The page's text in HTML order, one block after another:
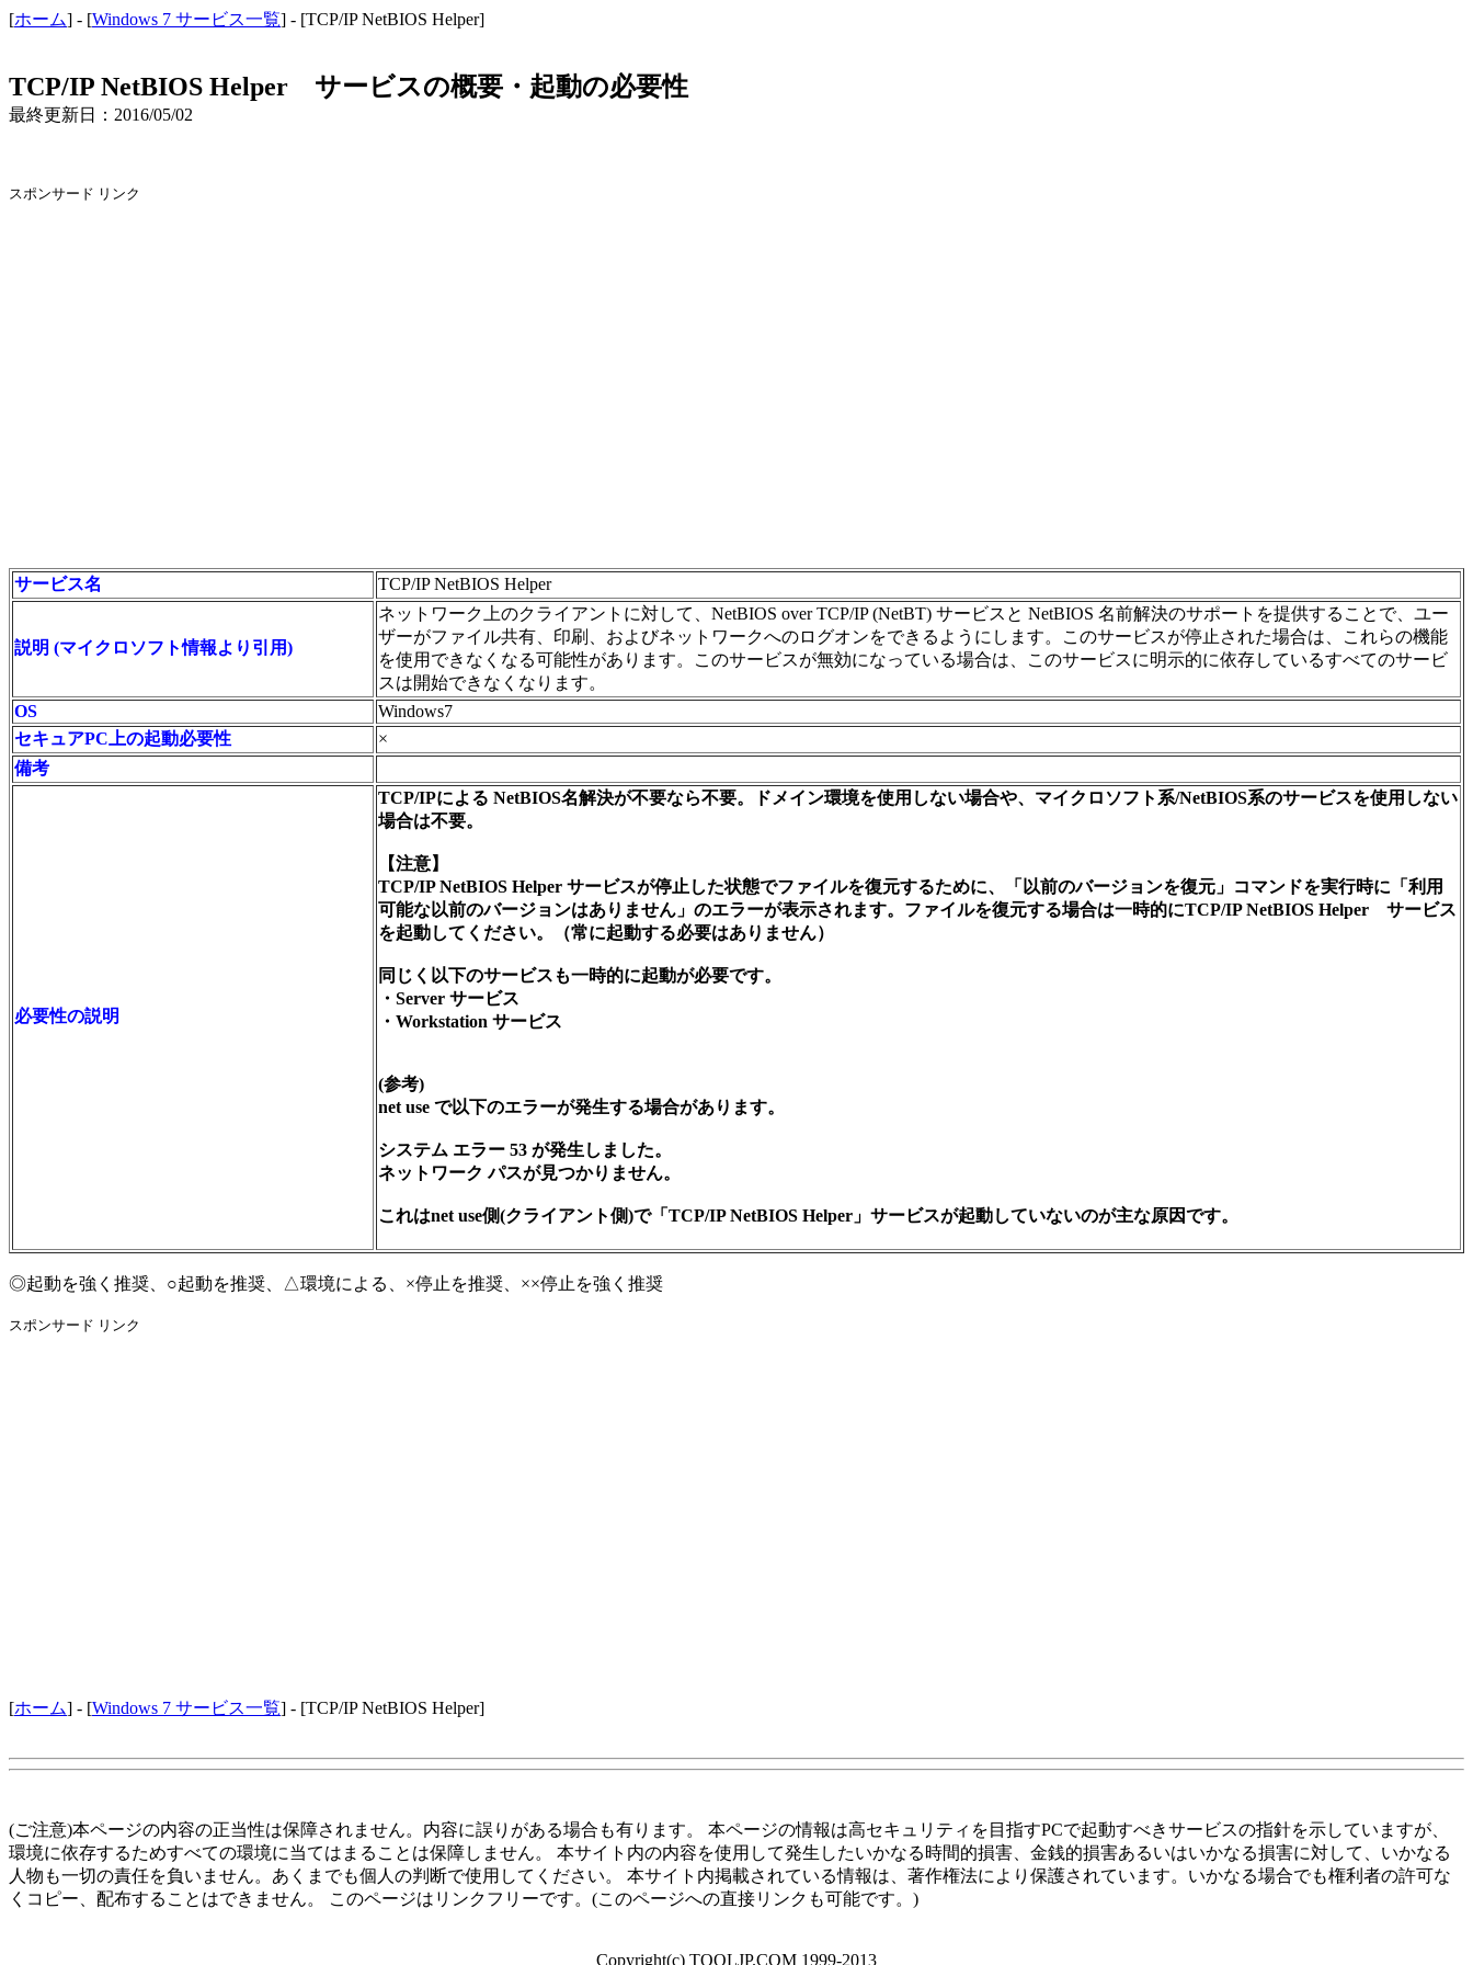
[ホーム] - [Windows 7 サービス一覧] - [TCP/IP NetBIOS Helper]
TCP/IP NetBIOS Helper サービスの概要・起動の必要性
最終更新日：2016/05/02
スポンサード リンク
サービス名 TCP/IP NetBIOS Helper
説明 (マイクロソフト情報より引用)
ネットワーク上のクライアントに対して、NetBIOS over TCP/IP (NetBT) サービスと NetBIOS 名前解決のサポートを提供することで、ユー
ザーがファイル共有、印刷、およびネットワークへのログオンをできるようにします。このサービスが停止された場合は、これらの機能
を使用できなくなる可能性があります。このサービスが無効になっている場合は、このサービスに明示的に依存しているすべてのサービ
スは開始できなくなります。
OS
Windows7
セキュアPC上の起動必要性
×
備考
必要性の説明
TCP/IPによる NetBIOS名解決が不要なら不要。ドメイン環境を使用しない場合や、マイクロソフト系/NetBIOS系のサービスを使用しない
場合は不要。
【注意】
TCP/IP NetBIOS Helper サービスが停止した状態でファイルを復元するために、「以前のバージョンを復元」コマンドを実行時に「利用
可能な以前のバージョンはありません」のエラーが表示されます。ファイルを復元する場合は一時的にTCP/IP NetBIOS Helper サービス
を起動してください。（常に起動する必要はありません）
同じく以下のサービスも一時的に起動が必要です。
・Server サービス
・Workstation サービス
(参考)
net use で以下のエラーが発生する場合があります。
システム エラー 53 が発生しました。
ネットワーク パスが見つかりません。
これはnet use側(クライアント側)で「TCP/IP NetBIOS Helper」サービスが起動していないのが主な原因です。
◎起動を強く推奨、○起動を推奨、△環境による、×停止を推奨、××停止を強く推奨
スポンサード リンク
[ホーム] - [Windows 7 サービス一覧] - [TCP/IP NetBIOS Helper]
(ご注意)本ページの内容の正当性は保障されません。内容に誤りがある場合も有ります。 本ページの情報は高セキュリティを目指すPCで起動すべきサービスの指針を示していますが、
環境に依存するためすべての環境に当てはまることは保障しません。 本サイト内の内容を使用して発生したいかなる時間的損害、金銭的損害あるいはいかなる損害に対して、いかなる
人物も一切の責任を負いません。あくまでも個人の判断で使用してください。 本サイト内掲載されている情報は、著作権法により保護されています。いかなる場合でも権利者の許可な
くコピー、配布することはできません。 このページはリンクフリーです。(このページへの直接リンクも可能です。)
Copyright(c) TOOLJP.COM 1999-2013